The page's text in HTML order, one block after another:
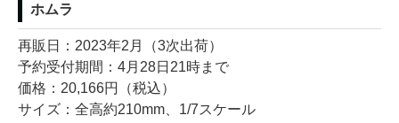
ホムラ
再販日：2023年2月（3次出荷）
予約受付期間：4月28日21時まで
価格：20,166円（税込）
サイズ：全高約210mm、1/7スケール